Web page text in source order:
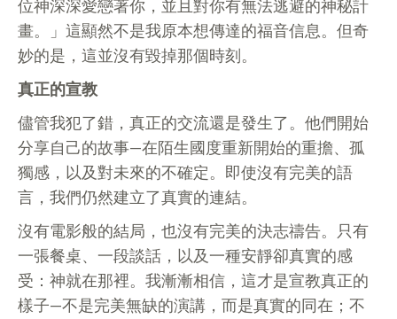
位神深深愛戀著你，並且對你有無法逃避的神秘計
畫。」這顯然不是我原本想傳達的福音信息。但奇
妙的是，這並沒有毀掉那個時刻。
真正的宣教
儘管我犯了錯，真正的交流還是發生了。他們開始
分享自己的故事—在陌生國度重新開始的重擔、孤
獨感，以及對未來的不確定。即使沒有完美的語
言，我們仍然建立了真實的連結。
沒有電影般的結局，也沒有完美的決志禱告。只有
一張餐桌、一段談話，以及一種安靜卻真實的感
受：神就在那裡。我漸漸相信，這才是宣教真正的
樣子—不是完美無缺的演講，而是真實的同在；不